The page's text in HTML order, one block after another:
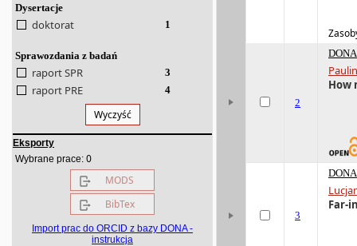
Dysertacje
doktorat 1
Sprawozdania z badań
raport SPR 3
raport PRE 4
Wyczyść
Eksporty
Wybrane prace: 0
MODS
BibTex
Import prac do ORCID z bazy DONA -
instrukcja
2
How
3
Far-